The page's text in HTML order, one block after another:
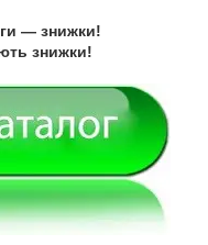
— знижки!
знижки!